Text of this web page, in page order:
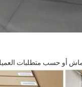
أو حسب متطلبات